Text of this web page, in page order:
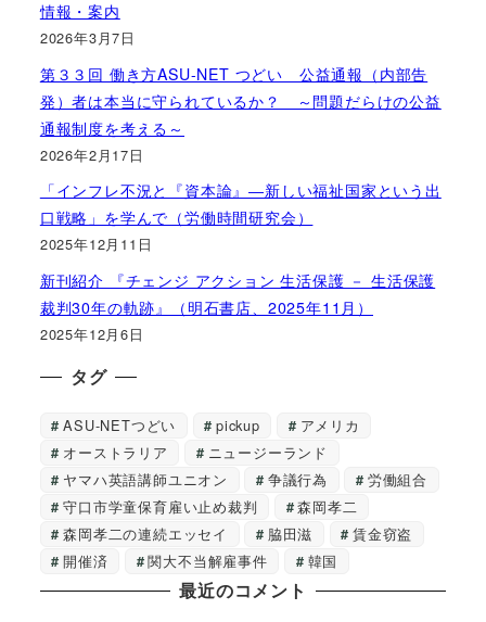
情報・案内
2026年3月7日
第３３回 働き方ASU-NET つどい 公益通報（内部告
発）者は本当に守られているか？ ～問題だらけの公益
通報制度を考える～
2026年2月17日
「インフレ不況と『資本論』―新しい福祉国家という出
口戦略」を学んで（労働時間研究会）
2025年12月11日
新刊紹介 『チェンジ アクション 生活保護 － 生活保護
裁判30年の軌跡』（明石書店、2025年11月）
2025年12月6日
タグ
ASU-NETつどい pickup
アメリカ
オーストラリア
ニュージーランド
ヤマハ英語講師ユニオン
争議行為
労働組合
守口市学童保育雇い止め裁判
森岡孝二
森岡孝二の連続エッセイ
脇田滋
賃金窃盗
開催済
関大不当解雇事件 韓国
最近のコメント